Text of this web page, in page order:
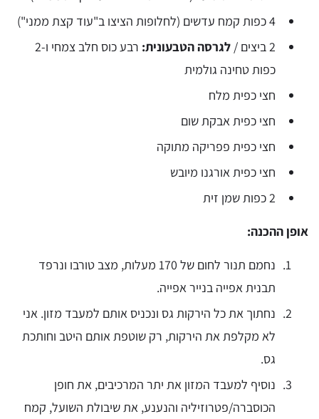
4 כפות קמח עדשים (לחלופות הציצו ב"עוד קצת ממני")
2 ביצים /
לגרסה הטבעונית:
רבע כוס חלב צמחי ו-2
כפות טחינה גולמית
חצי כפית מלח
חצי כפית אבקת שום
חצי כפית פפריקה מתוקה
חצי כפית אורגנו מיובש
2 כפות שמן זית
אופן ההכנה:
נחמם תנור לחום של 170 מעלות, מצב טורבו ונרפד
תבנית אפייה בנייר אפייה.
נחתוך את כל הירקות גס ונכניס אותם למעבד מזון. אני
לא מקלפת את הירקות, רק שוטפת אותם היטב וחותכת
גס.
נוסיף למעבד המזון את יתר המרכיבים, את חופן
הכוסברה/פטרוזיליה והנענע, את שיבולת השועל, קמח